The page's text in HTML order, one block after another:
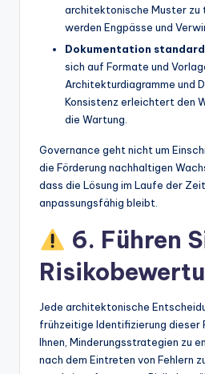
architektonische Muster zu
werden Engpässe und
Dokumentation
sich auf Formate und
Architekturdiagramme und
Konsistenz erleichtert den
die Wartung.
Governance geht nicht um
die Förderung nachhaltigen
dass die Lösung im Laufe der
anpassungsfähig bleibt.
6. Führen
Jede architektonische
frühzeitige Identifizierung dieser
Ihnen, Minderungsstrategien zu
nach dem Eintreten von Fehlern